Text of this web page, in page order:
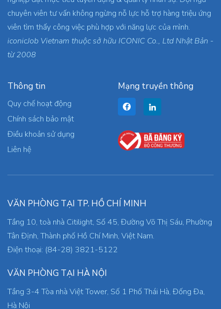
chuyên viên tư vấn không ngừng nỗ lực hỗ trợ hàng triệu ứng
viên tìm thấy công việc phù hợp với năng lực của mình.
iconicJob Vietnam thuộc sở hữu ICONIC Co., Ltd Nhật Bản -
từ 2008
Thông tin
Quy chế hoạt động
Chính sách bảo mật
Điều khoản sử dụng
Liên hệ
Mạng truyền thông
VĂN PHÒNG TẠI TP. HỒ CHÍ MINH
Tầng 10, toà nhà Citilight, Số 45, Đường Võ Thị Sáu, Phường
Tân Định, Thành phố Hồ Chí Minh, Việt Nam.
Điện thoại: (84-28) 3821-5122
VĂN PHÒNG TẠI HÀ NỘI
Tầng 3-4 Tòa nhà Việt Tower, Số 1 Phố Thái Hà, Đống Đa,
Hà Nội